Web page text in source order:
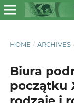
HOME / ARCHIVES /
Biura
początku